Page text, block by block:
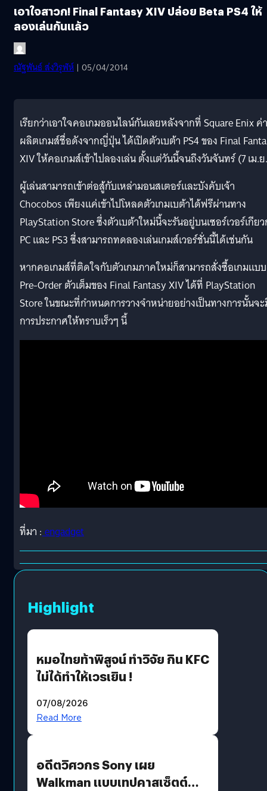
เอาใจสาวก! Final Fantasy XIV ปล่อย Beta PS4 ให้
ลองเล่นกันแล้ว
ณัฐพันธ์ ส่งวิรุฬห์ | 05/04/2014
เรียกว่าเอาใจคอเกมออนไลน์กันเลยหลังจากที่ Square Enix ค่
ผลิตเกมส์ชื่อดังจากญี่ปุ่น ได้เปิดตัวเบต้า PS4 ของ Final
XIV ให้คอเกมส์เข้าไปลองเล่น ตั้งแต่วันนี้จนถึงวันจันทร์ (7 เม.
ผู้เล่นสามารถเข้าต่อสู้กับเหล่ามอนสเตอร์และบังคับเจ้า
Chocobos เพียงแค่เข้าไปโหลดตัวเกมเบต้าได้ฟรีผ่านทาง
PlayStation Store ซึ่งตัวเบต้าใหม่นี้จะรันอยู่บนเซอร์เวอร์เกีย
PC และ PS3 ซึ่งสามารถทดลองเล่นเกมส์เวอร์ชั่นนี้ได้เช่นกัน
หากคอเกมส์ที่ติดใจกับตัวเกมภาคใหม่ก็สามารถสั่งซื้อเกมแบบ
Pre-Order ตัวเต็มของ Final Fantasy XIV ได้ที่ PlayStation
Store ในขณะที่กำหนดการวางจำหน่ายอย่างเป็นทางการนั้นจ
การประกาศให้ทราบเร็วๆ นี้
ที่มา :engadget
Highlight
หมอไทยท้าพิสูจน์ ทำวิจัย กิน KFC
ไม่ได้ทำให้เวรเยิน !
07/08/2026
Read More
อดีตวิศวกร Sony เผย
Walkman แบบเทปคาสเซ็ตต์